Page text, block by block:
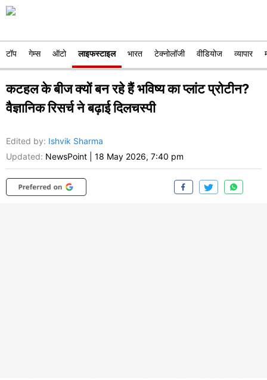
टॉप गेम्स ऑटो लाइफस्टाइल भारत टेक्नोलॉजी वीडियोज व्यापार
कटहल के बीज क्यों बन रहे हैं भविष्य का प्लांट प्रोटीन?
वैज्ञानिक रिसर्च ने बढ़ाई दिलचस्पी
Edited by: Ishvik Sharma
Updated: NewsPoint 18 May 2026, 7:40 pm